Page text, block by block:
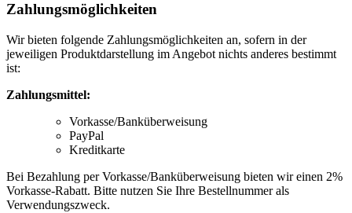
Zahlungsmöglichkeiten
Wir bieten folgende Zahlungsmöglichkeiten an, sofern in der
jeweiligen Produktdarstellung im Angebot nichts anderes bestimmt
ist:
Zahlungsmittel:
Vorkasse/Banküberweisung
PayPal
Kreditkarte
Bei Bezahlung per Vorkasse/Banküberweisung bieten wir einen 2%
Vorkasse-Rabatt. Bitte nutzen Sie Ihre Bestellnummer als
Verwendungszweck.